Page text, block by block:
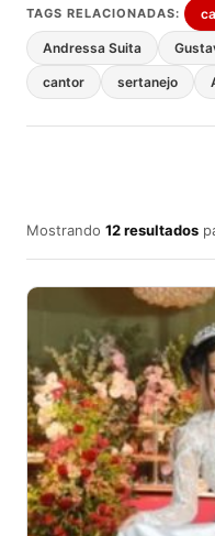
TAGS RELACIONADAS:
Andressa Suita
cantor sertanejo
Mostrando 12 resultados